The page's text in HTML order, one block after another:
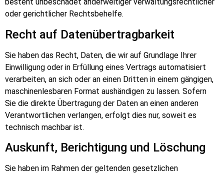
oder gerichtlicher Rechtsbehelfe.
Recht auf Daten­übertrag­barkeit
Sie haben das Recht, Daten, die wir auf Grundlage Ihrer
Einwilligung oder in Erfüllung eines Vertrags automatisiert
verarbeiten, an sich oder an einen Dritten in einem gängigen,
maschinenlesbaren Format aushändigen zu lassen. Sofern
Sie die direkte Übertragung der Daten an einen anderen
Verantwortlichen verlangen, erfolgt dies nur, soweit es
technisch machbar ist.
Auskunft, Berichtigung und Löschung
Sie haben im Rahmen der geltenden gesetzlichen